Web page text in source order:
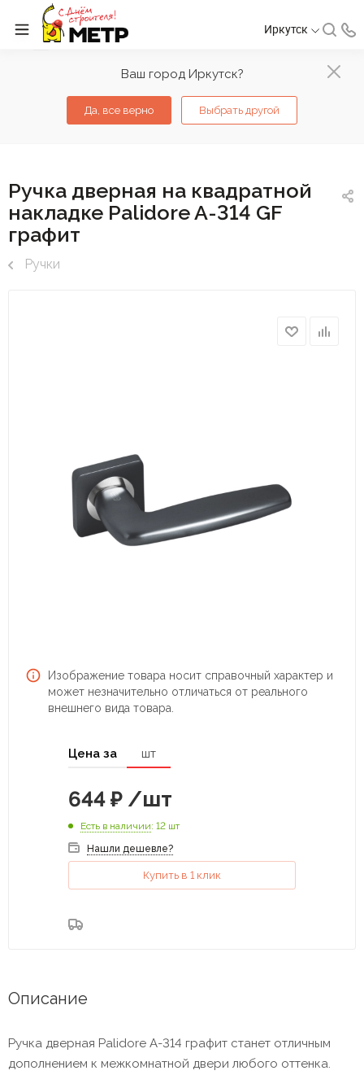
Ваш город Иркутск?
Да, все верно Выбрать другой
Иркутск
Ручка дверная на квадратной
накладке Palidore A-314 GF
графит
Ручки
Изображение товара носит справочный характер и
может незначительно отличаться от реального
внешнего вида товара.
Цена за шт
644 ₽ /шт
Есть в наличии: 12 шт
Нашли дешевле?
Купить в 1 клик
Описание
Ручка дверная Palidore A-314 графит станет отличным
дополнением к межкомнатной двери любого оттенка.